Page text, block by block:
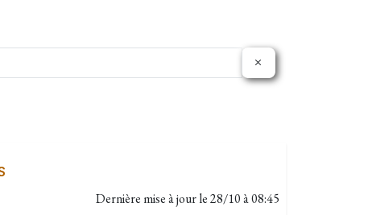
Dernière mise à jour le28/10 à 08:45